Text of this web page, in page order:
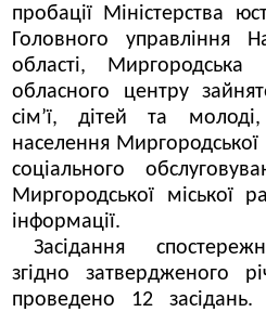
пробації Міністерства
Головного управління
області, Миргородська
обласного центру
сім’ї, дітей та
населення
соціального
Миргородської міської
інформації.
Засідання
згідно затвердженого
проведено 12 засідань.